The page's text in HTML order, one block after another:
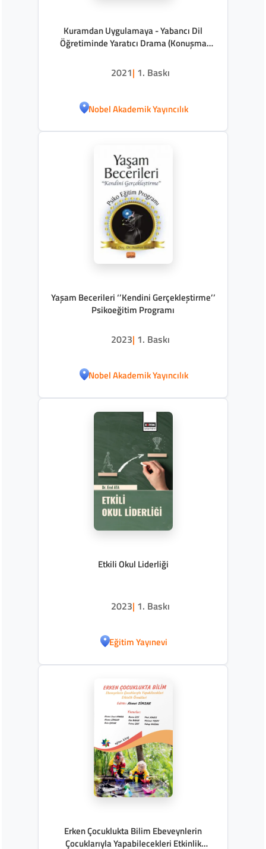
Kuramdan Uygulamaya - Yabancı Dil
Öğretiminde Yaratıcı Drama (Konuşma
2021| 1. Baskı
Nobel Akademik Yayıncılık
Yaşam Becerileri ‘’Kendini Gerçekleştirme’’
Psikoeğitim Programı
2023| 1. Baskı
Nobel Akademik Yayıncılık
Etkili Okul Liderliği
2023| 1. Baskı
Eğitim Yayınevi
Erken Çocuklukta Bilim Ebeveynlerin
Çocuklarıyla Yapabilecekleri Etkinlik